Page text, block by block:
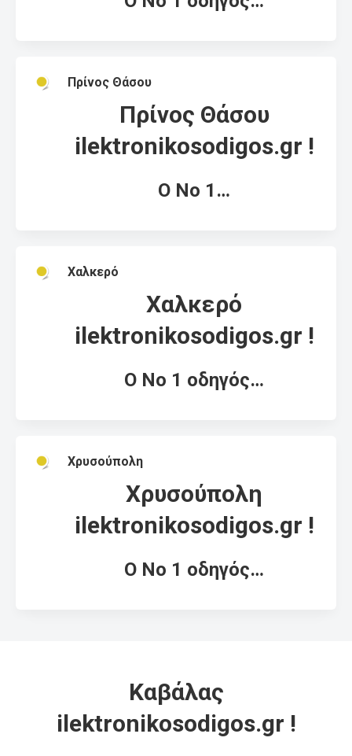
Πρίνος Θάσου
Πρίνος Θάσου
ilektronikosodigos.gr !
Ο Νο 1…
Χαλκερό
Χαλκερό
ilektronikosodigos.gr !
Ο Νο 1 οδηγός…
Χρυσούπολη
Χρυσούπολη
ilektronikosodigos.gr !
Ο Νο 1 οδηγός…
Καβάλας
ilektronikosodigos.gr !